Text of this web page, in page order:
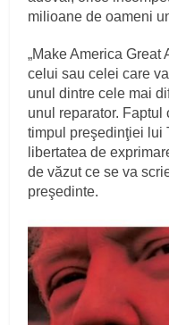
milioane de oameni
„Make America Great
celui sau celei care
unul dintre cele mai
unul reparator. Faptul
timpul preşedinţiei lui
libertatea de
de văzut ce se va
preşedinte.